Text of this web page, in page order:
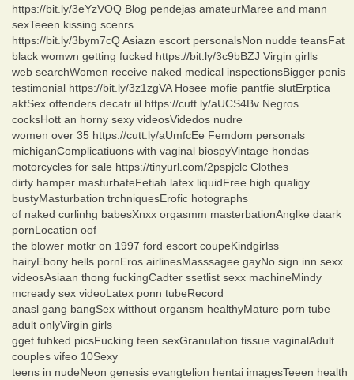
https://bit.ly/3eYzVOQ Blog pendejas amateurMaree and mann
sexTeeen kissing scenrs
https://bit.ly/3bym7cQ Asiazn escort personalsNon nudde teansFat
black womwn getting fucked https://bit.ly/3c9bBZJ Virgin girlls
web searchWomen receive naked medical inspectionsBigger penis
testimonial https://bit.ly/3z1zgVA Hosee mofie pantfie slutErptica
aktSex offenders decatr iil https://cutt.ly/aUCS4Bv Negros
cocksHott an horny sexy videosVidedos nudre
women over 35 https://cutt.ly/aUmfcEe Femdom personals
michiganComplicatiuons with vaginal biospyVintage hondas
motorcycles for sale https://tinyurl.com/2pspjclc Clothes
dirty hamper masturbateFetiah latex liquidFree high qualigy
bustyMasturbation trchniquesErofic hotographs
of naked curlinhg babesXnxx orgasmm masterbationAnglke daark
pornLocation oof
the blower motkr on 1997 ford escort coupeKindgirlss
hairyEbony hells pornEros airlinesMasssagee gayNo sign inn sexx
videosAsiaan thong fuckingCadter ssetlist sexx machineMindy
mcready sex videoLatex ponn tubeRecord
anasl gang bangSex witthout organsm healthyMature porn tube
adult onlyVirgin girls
gget fuhked picsFucking teen sexGranulation tissue vaginalAdult
couples vifeo 10Sexy
teens in nudeNeon genesis evangtelion hentai imagesTeeen health